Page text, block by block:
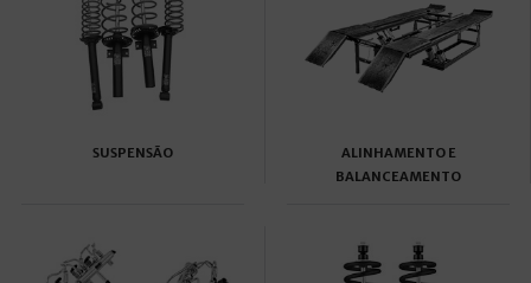
SUSPENSÃO
ALINHAMENTO E
BALANCEAMENTO